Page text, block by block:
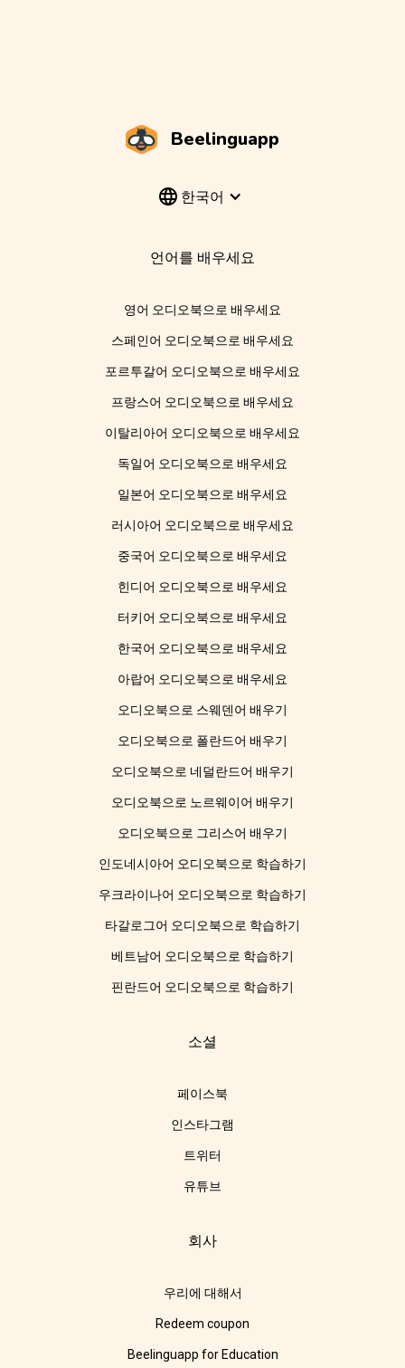
Beelinguapp
한국어
언어를 배우세요
영어 오디오북으로 배우세요
스페인어 오디오북으로 배우세요
포르투갈어 오디오북으로 배우세요
프랑스어 오디오북으로 배우세요
이탈리아어 오디오북으로 배우세요
독일어 오디오북으로 배우세요
일본어 오디오북으로 배우세요
러시아어 오디오북으로 배우세요
중국어 오디오북으로 배우세요
힌디어 오디오북으로 배우세요
터키어 오디오북으로 배우세요
한국어 오디오북으로 배우세요
아랍어 오디오북으로 배우세요
오디오북으로 스웨덴어 배우기
오디오북으로 폴란드어 배우기
오디오북으로 네덜란드어 배우기
오디오북으로 노르웨이어 배우기
오디오북으로 그리스어 배우기
인도네시아어 오디오북으로 학습하기
우크라이나어 오디오북으로 학습하기
타갈로그어 오디오북으로 학습하기
베트남어 오디오북으로 학습하기
핀란드어 오디오북으로 학습하기
소셜
페이스북
인스타그램
트위터
유튜브
회사
우리에 대해서
Redeem coupon
Beelinguapp for Education